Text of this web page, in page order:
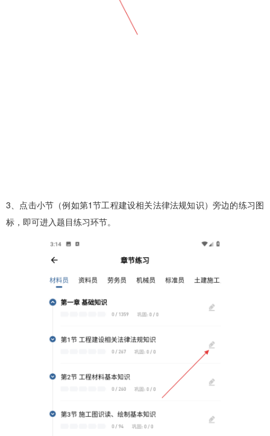
3、点击小节（例如第1节工程建设相关法律法规知识）旁边的练习图
标，即可进入题目练习环节。